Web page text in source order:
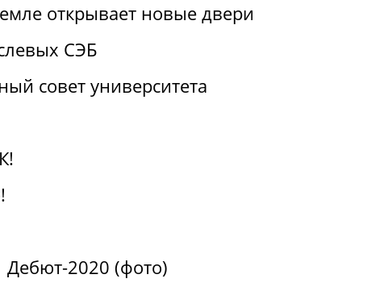
открывает новые двери
СЭБ
совет университета
Дебют-2020 (фото)